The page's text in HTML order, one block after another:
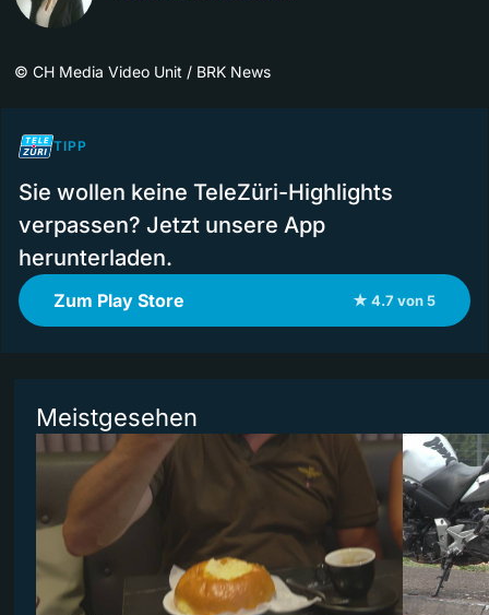
© CH Media Video Unit / BRK News
TIPP
Sie wollen keine TeleZüri-Highlights
verpassen? Jetzt unsere App
herunterladen.
Zum Play Store ★ 4.7 von 5
Meistgesehen